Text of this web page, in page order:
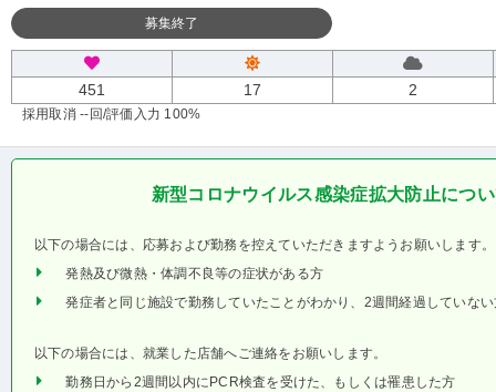
募集終了
451 17 2
採用取消 --回/評価入力 100%
新型コロナウイルス感染症拡大防止につ
以下の場合には、応募および勤務を控えていただきますようお願いします。
発熱及び微熱・体調不良等の症状がある方
発症者と同じ施設で勤務していたことがわかり、2週間経過していな
以下の場合には、就業した店舗へご連絡をお願いします。
勤務日から2週間以内にPCR検査を受けた、もしくは罹患した方